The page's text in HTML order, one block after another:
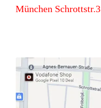
München Schrottstr.3